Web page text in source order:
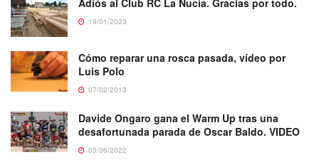
Adiós al Club RC La Nucia. Gracias por todo.
19/01/2023
Cómo reparar una rosca pasada, vídeo por
Luis Polo
07/02/2013
Davide Ongaro gana el Warm Up tras una
desafortunada parada de Oscar Baldo. VIDEO
05/06/2022